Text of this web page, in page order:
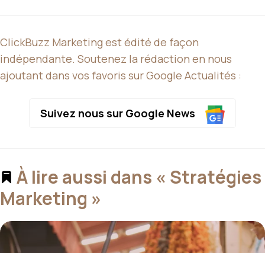
ClickBuzz Marketing est édité de façon
indépendante. Soutenez la rédaction en nous
ajoutant dans vos favoris sur Google Actualités :
Suivez nous sur Google News
À lire aussi dans « Stratégies
Marketing »